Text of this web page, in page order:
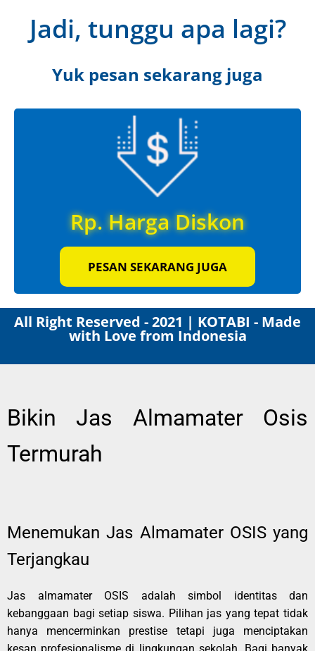
Jadi, tunggu apa lagi?
Yuk pesan sekarang juga
Rp. Harga Diskon
PESAN SEKARANG JUGA
All Right Reserved - 2021 | KOTABI - Made
with Love from Indonesia
Bikin Jas Almamater Osis
Termurah
Menemukan Jas Almamater OSIS yang
Terjangkau
Jas almamater OSIS adalah simbol identitas dan
kebanggaan bagi setiap siswa. Pilihan jas yang tepat tidak
hanya mencerminkan prestise tetapi juga menciptakan
kesan profesionalisme di lingkungan sekolah. Bagi banyak